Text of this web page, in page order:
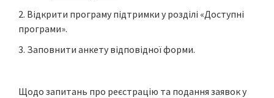
Відкрити програму підтримки у розділі «Доступні
програми».
Заповнити анкету відповідної форми.
Щодо запитань про реєстрацію та подання заявок у